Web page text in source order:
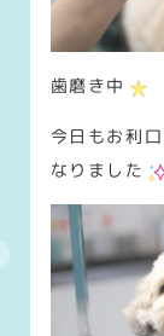
歯磨き中
今日もお利
なりました